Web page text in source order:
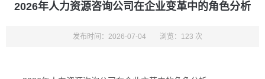
2026年人力资源咨询公司在企业变革中的角色分析
发布时间：2026-07-04 浏览：123 次